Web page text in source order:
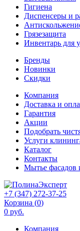
Гигиена
Диспенсеры и
Грязезащита
Инвентарь для
Бренды
Новинки
Скидки
Компания
Доставка и
Гарантия
Акции
Подобрать
Услуги
Каталог
Контакты
Мытье фасадов
+7 (347) 272-37-25
Корзина (0)
0 руб.
Компания